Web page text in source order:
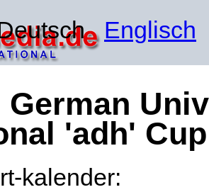
Englisch
German
'adh'
kalender: